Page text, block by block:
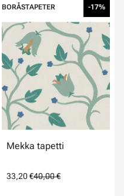
BORÅSTAPETER -17%
Mekka tapetti
33,20 €40,00 €